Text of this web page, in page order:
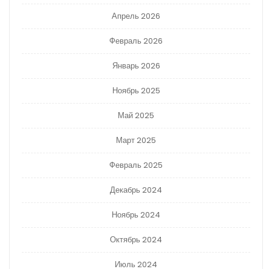
Апрель 2026
Февраль 2026
Январь 2026
Ноябрь 2025
Май 2025
Март 2025
Февраль 2025
Декабрь 2024
Ноябрь 2024
Октябрь 2024
Июль 2024